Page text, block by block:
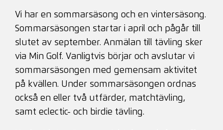
Vi har en sommarsäsong och en vintersäsong.
Sommarsäsongen startar i april och pågår till
slutet av september. Anmälan till tävling sker
via Min Golf. Vanligtvis börjar och avslutar vi
sommarsäsongen med gemensam aktivitet
på kvällen. Under sommarsäsongen ordnas
också en eller två utfärder, matchtävling,
samt eclectic- och birdie tävling.